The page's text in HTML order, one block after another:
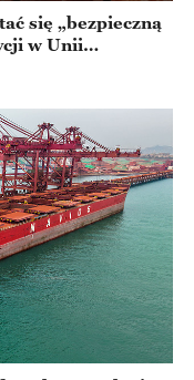
się „bezpieczną
w Unii